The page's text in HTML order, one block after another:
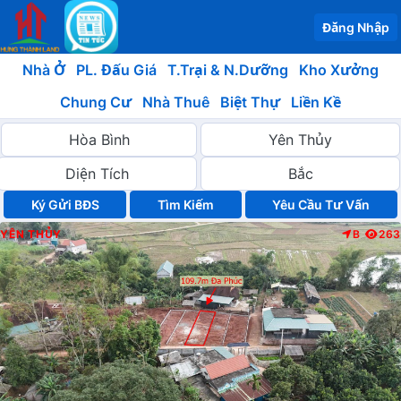
Đăng Nhập
Nhà Ở PL. Đấu Giá T.Trại & N.Dưỡng
Kho Xưởng
Chung Cư
Nhà Thuê Biệt Thự Liền Kề
Ký Gửi BĐS Yêu Cầu Tư Vấn
YÊN THỦY B 263